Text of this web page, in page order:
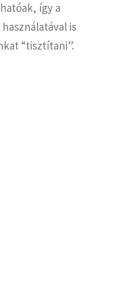
így a
is
“tisztítani”.